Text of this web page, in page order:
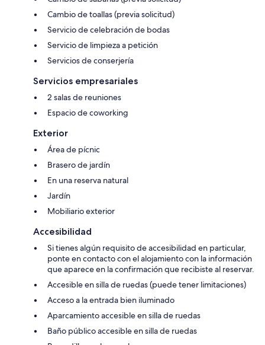
Cambio de toallas (previa solicitud)
Servicio de celebración de bodas
Servicio de limpieza a petición
Servicios de conserjería
Servicios empresariales
2 salas de reuniones
Espacio de coworking
Exterior
Área de pícnic
Brasero de jardín
En una reserva natural
Jardín
Mobiliario exterior
Accesibilidad
Si tienes algún requisito de accesibilidad en particular,
ponte en contacto con el alojamiento con la información
que aparece en la confirmación que recibiste al reservar.
Accesible en silla de ruedas (puede tener limitaciones)
Acceso a la entrada bien iluminado
Aparcamiento accesible en silla de ruedas
Baño público accesible en silla de ruedas